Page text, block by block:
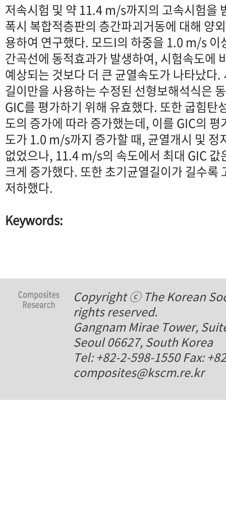
저속시험 및 약 11.4 m/s까지의 고속시험을
폭시 복합적층판의 층간파괴거동에 대해 양
용하여 연구했다. 모드I의 하중을 1.0 m/s 이
간곡선에 동적효과가 발생하여, 시험속도에
예상되는 것보다 더 큰 균열속도가 나타났다
길이만을 사용하는 수정된 선형보해석식은
GIC를 평가하기 위해 유효했다. 또한 굽힘탄
도의 증가에 따라 증가했는데, 이를 GIC의
도가 1.0 m/s까지 증가할 때, 균열개시 및 정
없었으나, 11.4 m/s의 속도에서 최대 GIC 값
크게 증가했다. 또한 초기균열길이가 길수록
저하했다.
Keywords:
Copyright ⓒ The Korean
rights reserved.
Gangnam Mirae Tower,
Seoul 06627, South Korea
Tel: +82-2-598-1550 Fax:
composites@kscm.re.kr